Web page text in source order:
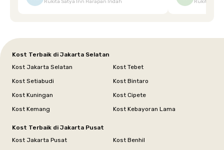
terpeleset, permintaan tersebut langsungRukita Satya Inn Harapan Indah Rukita
Kost Terbaik di Jakarta Selatan
Kost Jakarta Selatan
Kost Tebet
Kost Setiabudi
Kost Bintaro
Kost Kuningan
Kost Cipete
Kost Kemang
Kost Kebayoran Lama
Kost Terbaik di Jakarta Pusat
Kost Jakarta Pusat
Kost Benhil